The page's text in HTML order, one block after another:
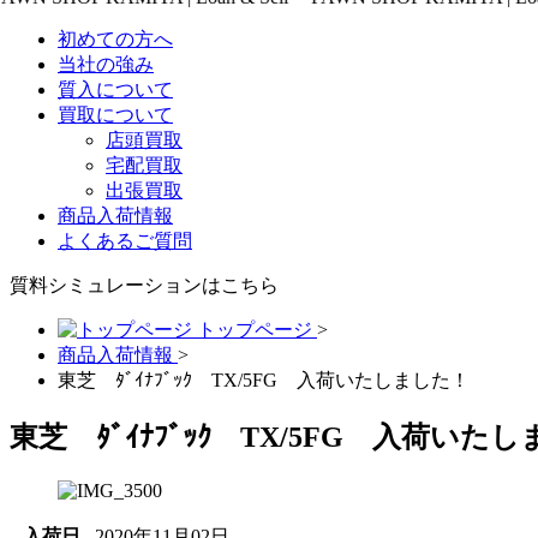
初めての方へ
当社の強み
質入について
買取について
店頭買取
宅配買取
出張買取
商品入荷情報
よくあるご質問
質料シミュレーションはこちら
トップページ >
商品入荷情報 >
東芝 ﾀﾞｲﾅﾌﾞｯｸ TX/5FG 入荷いたしました！
東芝 ﾀﾞｲﾅﾌﾞｯｸ TX/5FG 入荷いたし